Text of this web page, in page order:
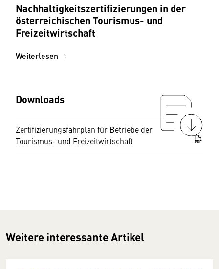
Nachhaltigkeitszertifizierungen in der
österreichischen Tourismus- und
Freizeitwirtschaft
Weiterlesen
Downloads
Zertifizierungsfahrplan für Betriebe der
Tourismus- und Freizeitwirtschaft
PDF
Weitere interessante Artikel